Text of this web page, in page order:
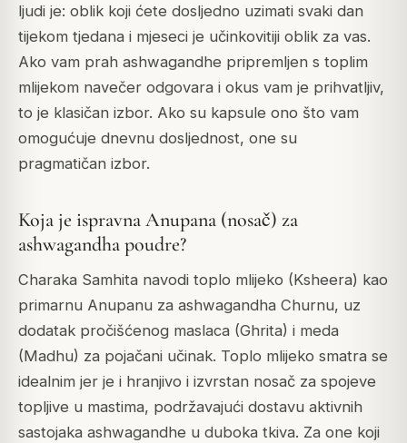
ljudi je: oblik koji ćete dosljedno uzimati svaki dan
tijekom tjedana i mjeseci je učinkovitiji oblik za vas.
Ako vam prah ashwagandhe pripremljen s toplim
mlijekom navečer odgovara i okus vam je prihvatljiv,
to je klasičan izbor. Ako su kapsule ono što vam
omogućuje dnevnu dosljednost, one su
pragmatičan izbor.
Koja je ispravna Anupana (nosač) za
ashwagandha poudre?
Charaka Samhita navodi toplo mlijeko (Ksheera) kao
primarnu Anupanu za ashwagandha Churnu, uz
dodatak pročišćenog maslaca (Ghrita) i meda
(Madhu) za pojačani učinak. Toplo mlijeko smatra se
idealnim jer je i hranjivo i izvrstan nosač za spojeve
topljive u mastima, podržavajući dostavu aktivnih
sastojaka ashwagandhe u duboka tkiva. Za one koji